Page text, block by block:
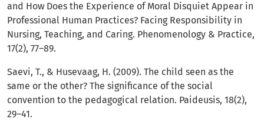
and How Does the Experience of Moral Disquiet Appear in
Professional Human Practices? Facing Responsibility in
Nursing, Teaching, and Caring. Phenomenology & Practice,
17(2), 77–89.
Saevi, T., & Husevaag, H. (2009). The child seen as the
same or the other? The significance of the social
convention to the pedagogical relation. Paideusis, 18(2),
29–41.